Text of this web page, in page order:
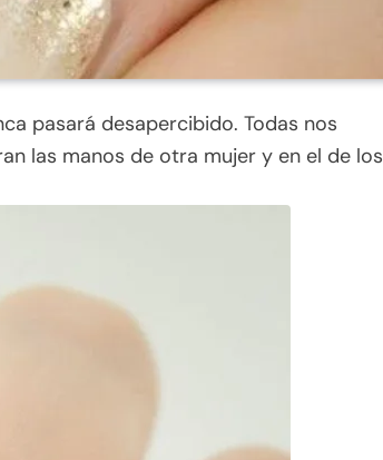
pasará desapercibido. Todas nos
las manos de otra mujer y en el de los